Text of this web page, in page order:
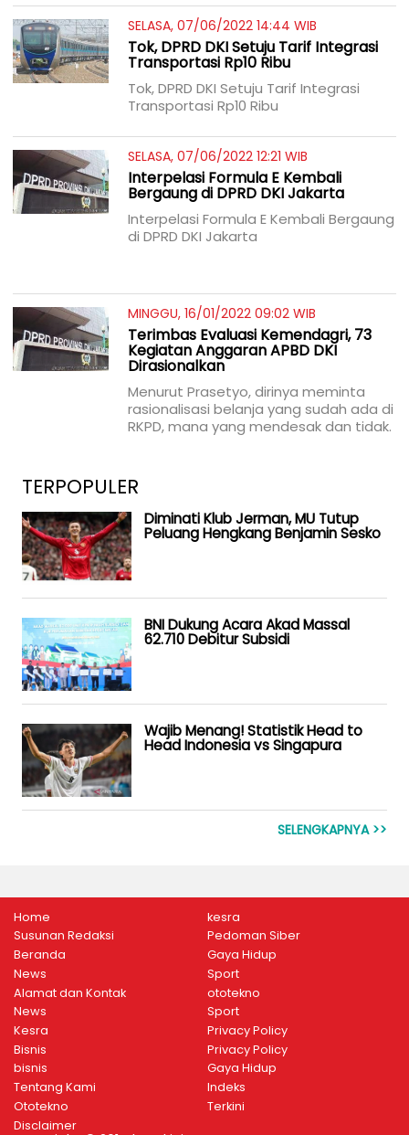
SELASA, 07/06/2022 14:44 WIB
Tok, DPRD DKI Setuju Tarif Integrasi
Transportasi Rp10 Ribu
Tok, DPRD DKI Setuju Tarif Integrasi
Transportasi Rp10 Ribu
SELASA, 07/06/2022 12:21 WIB
Interpelasi Formula E Kembali
Bergaung di DPRD DKI Jakarta
Interpelasi Formula E Kembali Bergaung
di DPRD DKI Jakarta
MINGGU, 16/01/2022 09:02 WIB
Terimbas Evaluasi Kemendagri, 73
Kegiatan Anggaran APBD DKI
Dirasionalkan
Menurut Prasetyo, dirinya meminta
rasionalisasi belanja yang sudah ada di
RKPD, mana yang mendesak dan tidak.
TERPOPULER
Diminati Klub Jerman, MU Tutup
Peluang Hengkang Benjamin Sesko
BNI Dukung Acara Akad Massal
62.710 Debitur Subsidi
Wajib Menang! Statistik Head to
Head Indonesia vs Singapura
SELENGKAPNYA >>
Home
Susunan Redaksi
Beranda
News
Alamat dan Kontak
News
Kesra
Bisnis
bisnis
Tentang Kami
Ototekno
Disclaimer
kesra
Pedoman Siber
Gaya Hidup
Sport
ototekno
Sport
Privacy Policy
Privacy Policy
Gaya Hidup
Indeks
Terkini